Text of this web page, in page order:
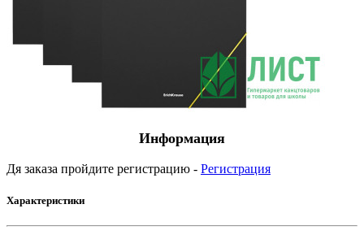
Информация
Дя заказа пройдите регистрацию - Регистрация
Характеристики